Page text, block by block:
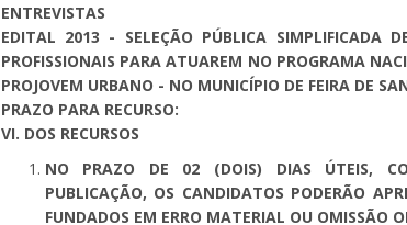
ENTREVISTAS
EDITAL 2013 - SELEÇÃO PÚBLICA SIMPLIFICADA
PROFISSIONAIS PARA ATUAREM NO PROGRAMA
PROJOVEM URBANO - NO MUNICÍPIO DE FEIRA DE
PRAZO PARA RECURSO:
VI. DOS RECURSOS
NO PRAZO DE 02 (DOIS) DIAS ÚTEIS,
PUBLICAÇÃO, OS CANDIDATOS PODERÃO
FUNDADOS EM ERRO MATERIAL OU OMISSÃO